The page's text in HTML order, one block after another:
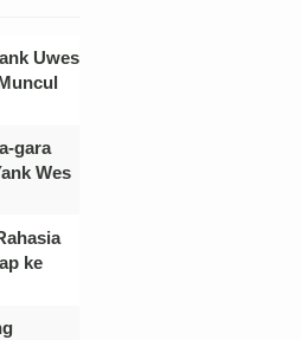
Uwes
gara
Wes
ke